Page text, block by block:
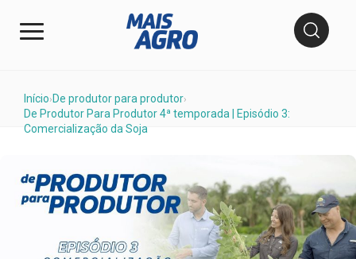
Início› De produtor para produtor›
De Produtor Para Produtor 4ª temporada | Episódio 3:
Comercialização da Soja